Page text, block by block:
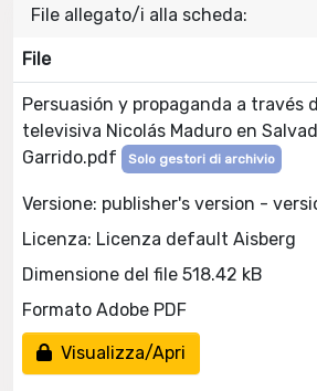
File allegato/i alla scheda:
File
Persuasión y propaganda a través
televisiva Nicolás Maduro en
Garrido.pdf
Solo gestori di archivio
Versione: publisher's version -
Licenza: Licenza default Aisberg
Dimensione del file 518.42 kB
Formato Adobe PDF
Visualizza/Apri